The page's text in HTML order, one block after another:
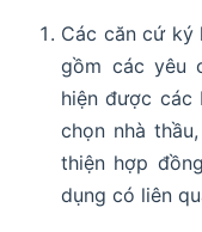
Các căn cứ ký
gồm các yêu
hiện được các
chọn nhà
thiện hợp
dụng có liên